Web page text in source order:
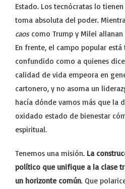
Estado. Los tecnócratas lo
toma absoluta del poder.
caoscomo Trump y Milei
En frente, el campo popular
confundido como a quienes
calidad de vida empeora en
cartonero, y no asoma un
hacía dónde vamos más que la
oxidado estado de bienestar
espiritual.
Tenemos una misión. La
político que unifique a la clase
un horizonte común. Que